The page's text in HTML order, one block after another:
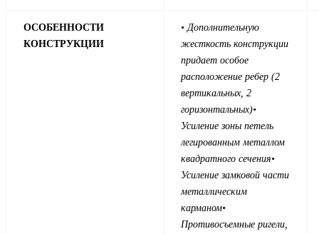
ОСОБЕННОСТИ
КОНСТРУКЦИИ
• Дополнительную
жесткость конструкции
придает особое
расположение ребер (2
вертикальных, 2
горизонтальных)•
Усиление зоны петель
легированным металлом
квадратного сечения•
Усиление замковой части
металлическим
карманом•
Противосъемные ригели,